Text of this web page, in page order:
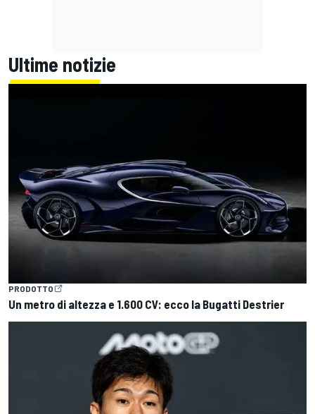
Ultime notizie
PRODOTTO
Un metro di altezza e 1.600 CV: ecco la Bugatti Destrier